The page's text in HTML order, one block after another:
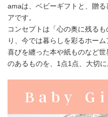
amaは、ベビーギフトと、贈
アです。
コンセプトは「心の奥に残る
り、今では暮らしを彩るホー
喜びを纏った本や紙ものなど
のあるものを、1点1点、大切に